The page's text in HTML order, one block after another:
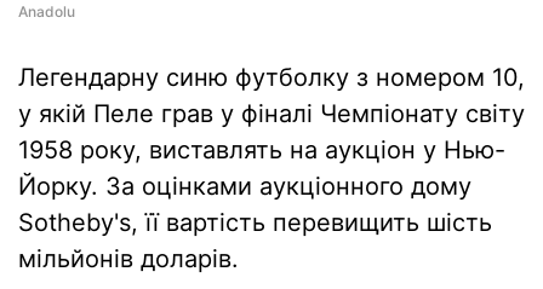
Anadolu
Легендарну синю футболку з номером 10,
у якій Пеле грав у фіналі Чемпіонату світу
1958 року, виставлять на аукціон у Нью-
Йорку. За оцінками аукціонного дому
Sotheby's, її вартість перевищить шість
мільйонів доларів.